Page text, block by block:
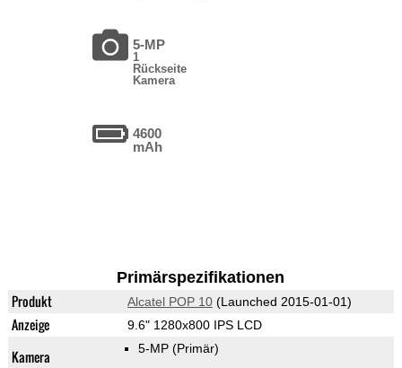
5-MP
1
Rückseite
Kamera
4600
mAh
Primärspezifikationen
Produkt Alcatel POP 10(Launched 2015-01-01)
Anzeige 9.6" 1280x800 IPS LCD
Kamera 5-MP (Primär)